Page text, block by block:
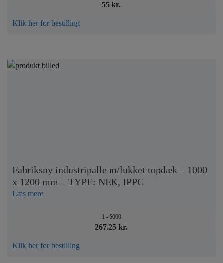
55 kr.
Klik her for bestilling
Fabriksny industripalle m/lukket topdæk – 1000
x 1200 mm – TYPE: NEK, IPPC
Læs mere
1 - 5000
267.25 kr.
Klik her for bestilling